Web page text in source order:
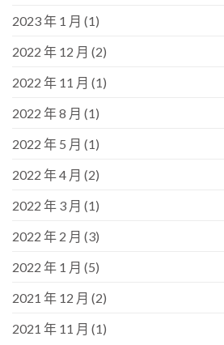
2023 年 1 月 (1)
2022 年 12 月 (2)
2022 年 11 月 (1)
2022 年 8 月 (1)
2022 年 5 月 (1)
2022 年 4 月 (2)
2022 年 3 月 (1)
2022 年 2 月 (3)
2022 年 1 月 (5)
2021 年 12 月 (2)
2021 年 11 月 (1)